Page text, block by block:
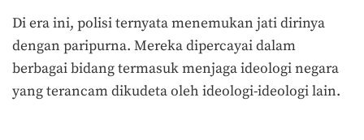
Di era ini, polisi ternyata menemukan jati dirinya
dengan paripurna. Mereka dipercayai dalam
berbagai bidang termasuk menjaga ideologi negara
yang terancam dikudeta oleh ideologi-ideologi lain.